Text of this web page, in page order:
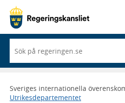
du
börjar
skriva
framträder
en
Sveriges internationella
Utrikesdepartementet